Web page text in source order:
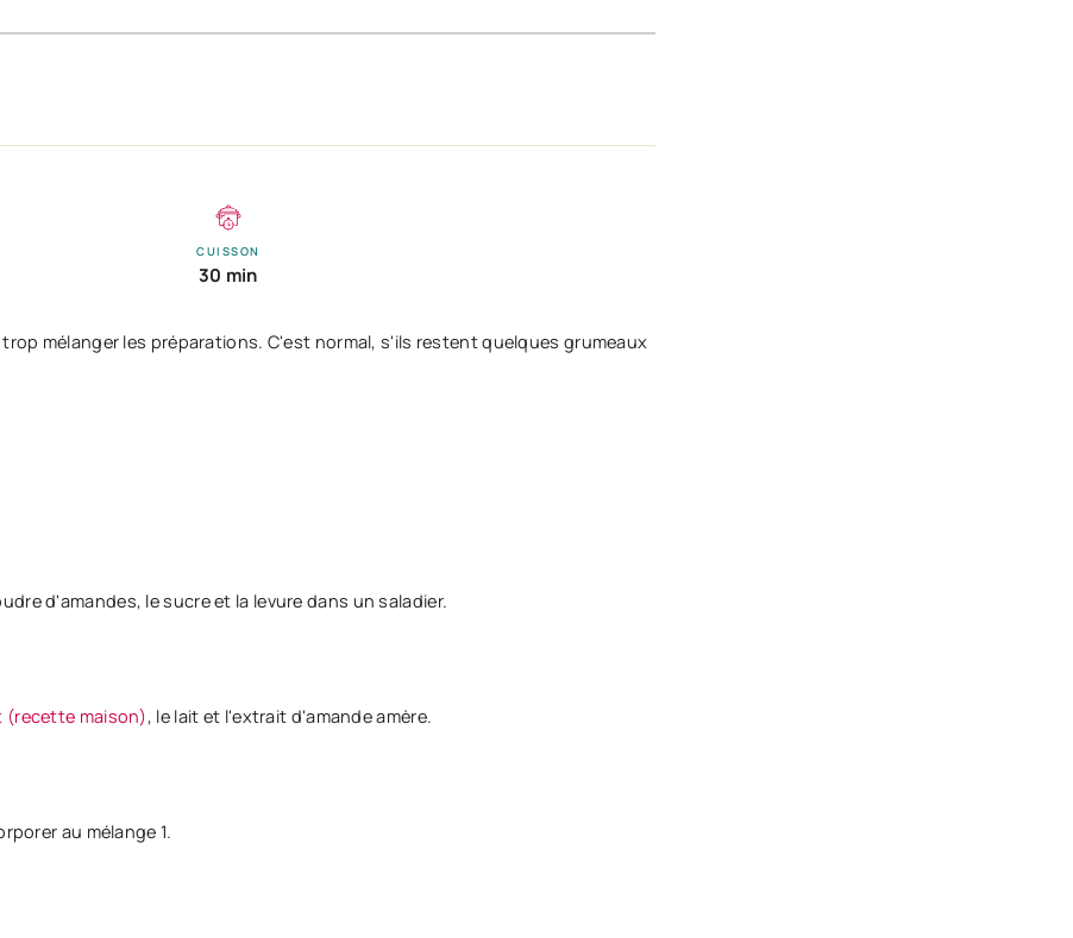
CUISSON
30 min
mélanger les préparations. C'est normal, s'ils restent quelques grumeaux
d'amandes, le sucre et la levure dans un saladier.
(recette maison), le lait et l'extrait d'amande amère.
au mélange 1.